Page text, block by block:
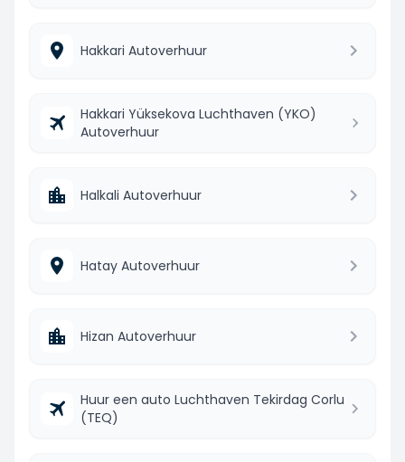
Hakkari Autoverhuur
Hakkari Yüksekova Luchthaven (YKO)
Autoverhuur
Halkali Autoverhuur
Hatay Autoverhuur
Hizan Autoverhuur
Huur een auto Luchthaven Tekirdag Corlu
(TEQ)